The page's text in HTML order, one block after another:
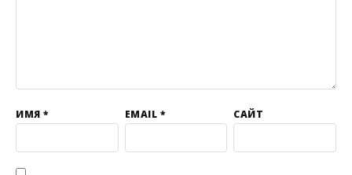
ИМЯ * EMAIL * САЙТ